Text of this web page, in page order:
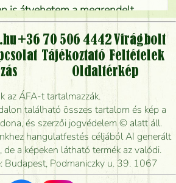
is átvehetem a megrendelt
csak virágküldéssel, kiszállítással
kérhető?
is lehet rendelni?
virágküldést úgy, hogy még ma
kiszállítsák?
tudják elkészíteni a csokrot, és
leghamarabb kiszállítani?
keresek, van önöknél?
+36 70 506 4442Virágbolt
Tájékoztató Feltételek
Oldaltérkép
az ÁFA-t tartalmazzák.
található összes tartalom és kép a
és szerzői jogvédelem © alatt áll.
hangulatfestés céljából AI generált
a képeken látható termék az valódi.
Budapest, Podmaniczky u. 39. 1067